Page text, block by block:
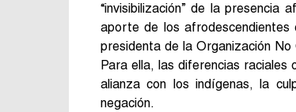
“invisibilización” de la
aporte de los afrodescendientes
presidenta de la Organización
Para ella, las diferencias raciales
alianza con los indígenas, la
negación.